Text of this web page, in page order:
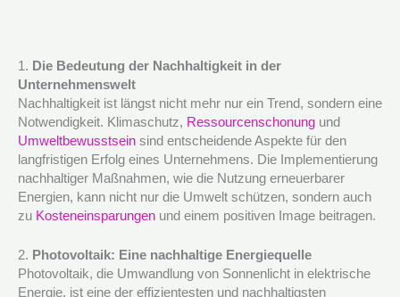
1. Die Bedeutung der Nachhaltigkeit in der
Unternehmenswelt
Nachhaltigkeit ist längst nicht mehr nur ein Trend, sondern eine
Notwendigkeit. Klimaschutz, Ressourcenschonung und
Umweltbewusstsein sind entscheidende Aspekte für den
langfristigen Erfolg eines Unternehmens. Die Implementierung
nachhaltiger Maßnahmen, wie die Nutzung erneuerbarer
Energien, kann nicht nur die Umwelt schützen, sondern auch
zu Kosteneinsparungen und einem positiven Image beitragen.
2. Photovoltaik: Eine nachhaltige Energiequelle
Photovoltaik, die Umwandlung von Sonnenlicht in elektrische
Energie, ist eine der effizientesten und nachhaltigsten